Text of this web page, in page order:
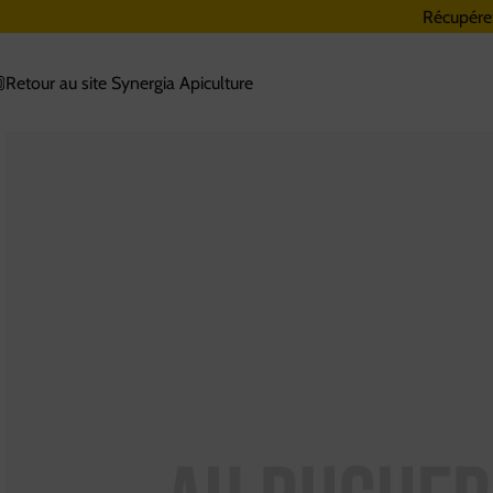
Retour au site Synergia Apiculture